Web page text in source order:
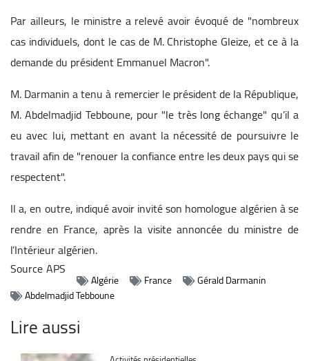
Par ailleurs, le ministre a relevé avoir évoqué de "nombreux
cas individuels, dont le cas de M. Christophe Gleize, et ce à la
demande du président Emmanuel Macron".
M. Darmanin a tenu à remercier le président de la République,
M. Abdelmadjid Tebboune, pour "le très long échange" qu’il a
eu avec lui, mettant en avant la nécessité de poursuivre le
travail afin de "renouer la confiance entre les deux pays qui se
respectent".
Il a, en outre, indiqué avoir invité son homologue algérien à se
rendre en France, après la visite annoncée du ministre de
l’Intérieur algérien.
SourceAPS
Algérie France
Gérald Darmanin
Abdelmadjid Tebboune
Lire aussi